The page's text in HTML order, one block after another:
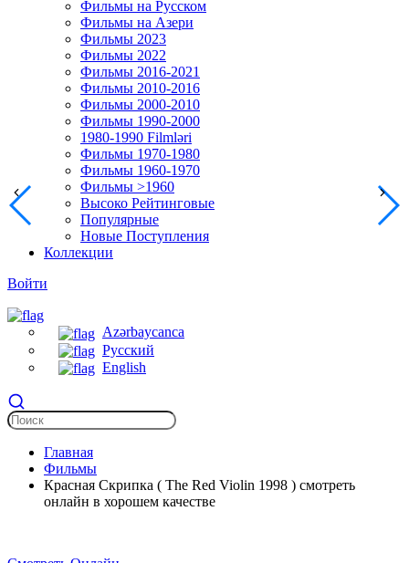
Фильмы на Русском
Фильмы на Азери
Фильмы 2023
Фильмы 2022
Фильмы 2016-2021
Фильмы 2010-2016
Фильмы 2000-2010
Фильмы 1990-2000
1980-1990 Filmləri
Фильмы 1970-1980
Фильмы 1960-1970
Фильмы >1960
Высоко Рейтинговые
Популярные
Новые Поступления
Коллекции
Войти
Azərbaycanca
Русский
English
Главная
Фильмы
Красная Скрипка ( The Red Violin 1998 ) смотреть
онлайн в хорошем качестве